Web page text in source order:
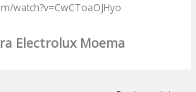
watch?v=CwCToaOJHyo
Electrolux Moema